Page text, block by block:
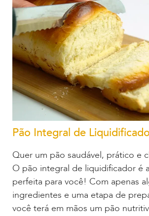
Pão Integral de
Quer um pão saudável, prático e
O pão integral de liquidificador é
perfeita para você! Com apenas
ingredientes e uma etapa de
você terá em mãos um pão